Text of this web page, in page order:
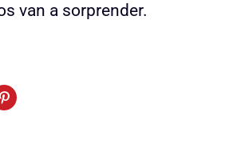
van a sorprender.